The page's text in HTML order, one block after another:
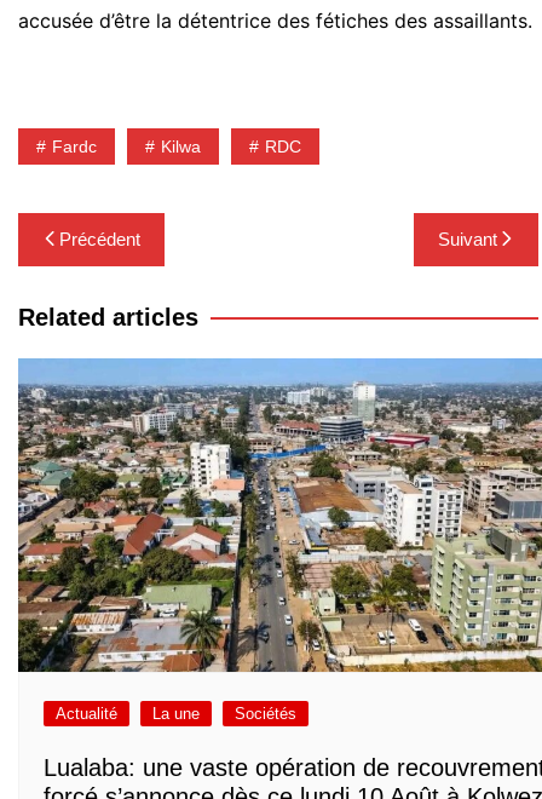
accusée d’être la détentrice des fétiches des assaillants.
Fardc Kilwa RDC
Navigation
de
l’article
Précédent Suivant
Related articles
Actualité La une Sociétés
Lualaba: une vaste opération de